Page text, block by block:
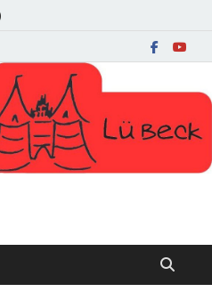
de Boule